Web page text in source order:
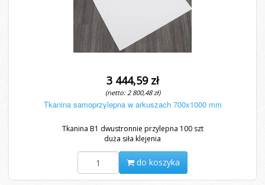
3 444,59 zł
(netto: 2 800,48 zł)
Tkanina samoprzylepna w arkuszach 700x1000 mm
Tkanina B1 dwustronnie przylepna 100 szt
duża siła klejenia
do koszyka